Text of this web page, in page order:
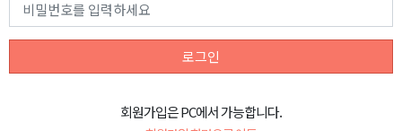
로그인
회원가입은 PC에서 가능합니다.